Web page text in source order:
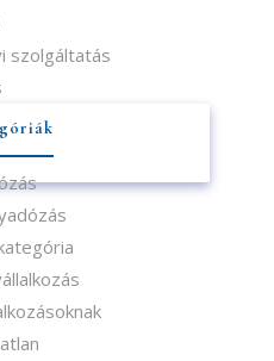
szolgáltatás